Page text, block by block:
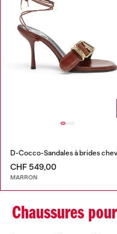
CHF 549,00
MARRON
Chaussures